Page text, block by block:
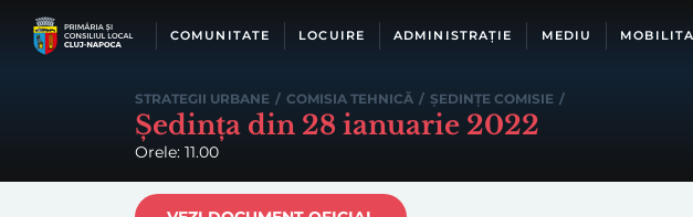
COMUNITATE LOCUIRE ADMINISTRAȚIE MEDIU
STRATEGII URBANE / COMISIA TEHNICĂ / ȘEDINȚE COMISIE /
Ședința din 28 ianuarie 2022
Orele: 11.00